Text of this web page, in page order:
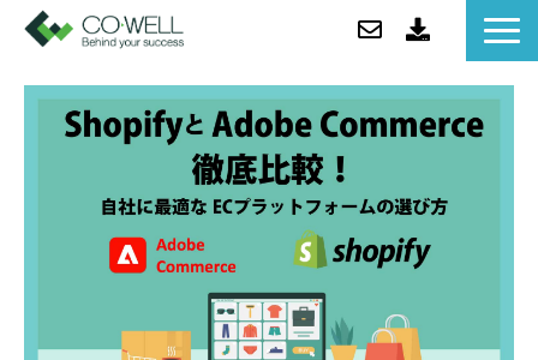
コウェルについて
ソリューション
セミナー
事例紹介
お役立ち情報/BLOG
ニュース
企業情報